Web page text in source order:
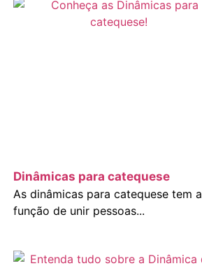
Dinâmicas para catequese
As dinâmicas para catequese tem a
função de unir pessoas...